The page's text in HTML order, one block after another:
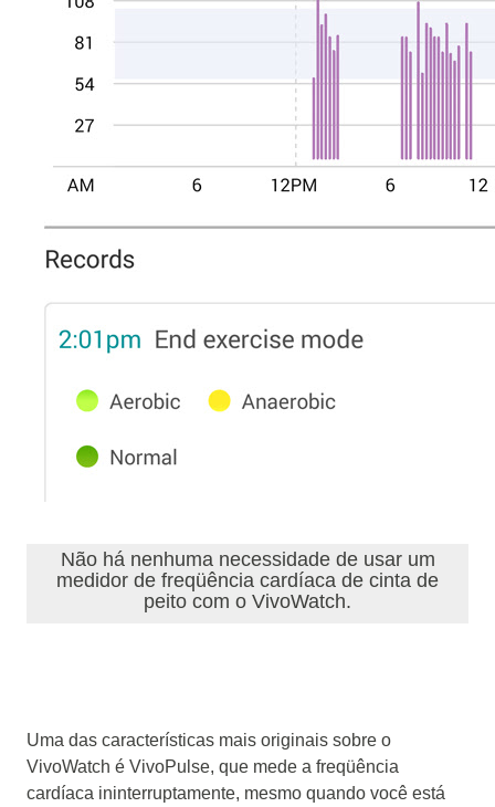
Não há nenhuma necessidade de usar um
medidor de freqüência cardíaca de cinta de
peito com o VivoWatch.
Uma das características mais originais sobre o
VivoWatch é VivoPulse, que mede a freqüência
cardíaca ininterruptamente, mesmo quando você está